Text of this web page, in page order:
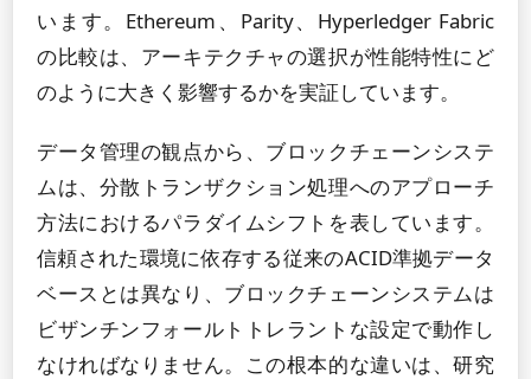
います。Ethereum、Parity、Hyperledger Fabric
の比較は、アーキテクチャの選択が性能特性にど
のように大きく影響するかを実証しています。
データ管理の観点から、ブロックチェーンシステ
ムは、分散トランザクション処理へのアプローチ
方法におけるパラダイムシフトを表しています。
信頼された環境に依存する従来のACID準拠データ
ベースとは異なり、ブロックチェーンシステムは
ビザンチンフォールトトレラントな設定で動作し
なければなりません。この根本的な違いは、研究